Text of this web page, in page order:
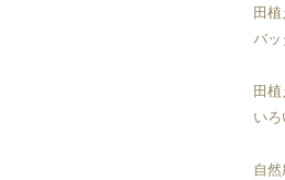
田
バッ
田
い
自然